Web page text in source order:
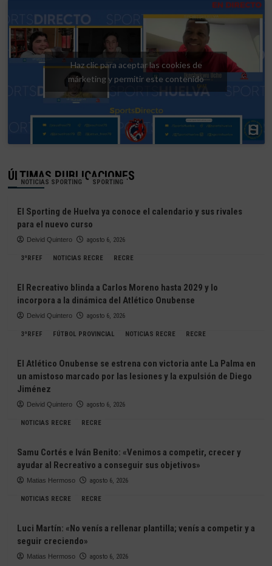
Haz clic para aceptar las cookies de
márketing y permitir este contenido
ÚLTIMAS PUBLICACIONES
NOTICIAS SPORTING SPORTING
El Sporting de Huelva ya conoce el calendario y sus rivales
para el nuevo curso
Deivid Quintero agosto 6, 2026
3ªRFEF NOTICIAS RECRE RECRE
El Recreativo blinda a Carlos Moreno hasta 2029 y lo
incorpora a la dinámica del Atlético Onubense
Deivid Quintero agosto 6, 2026
3ªRFEF FÚTBOL PROVINCIAL NOTICIAS RECRE RECRE
El Atlético Onubense se estrena con victoria ante La Palma en
un amistoso marcado por las lesiones y la expulsión de Diego
Jiménez
Deivid Quintero agosto 6, 2026
NOTICIAS RECRE RECRE
Samu Cortés e Iván Benito: «Venimos a competir, crecer y
ayudar al Recreativo a conseguir sus objetivos»
Matias Hermoso agosto 6, 2026
NOTICIAS RECRE RECRE
Luci Martín: «No venís a rellenar plantilla; venís a competir y a
seguir creciendo»
Matias Hermoso agosto 6, 2026